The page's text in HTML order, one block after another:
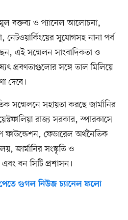
বক্তব্য ও প্যানেল আলোচনা,
সুযোগসহ নানা পর্ব
এই সম্মেলন সাংবাদিকতা ও
প্রবণতাগুলোর সঙ্গে তাল মিলিয়ে
দেবে।
সম্মেলনে সহায়তা করছে জার্মানির
রাজ্য সরকার, স্পারকাসে
ফেডারেল অর্থনৈতিক
জার্মানির সংস্কৃতি ও
বন সিটি প্রশাসন।
গুগল নিউজ চ্যানেল ফলো